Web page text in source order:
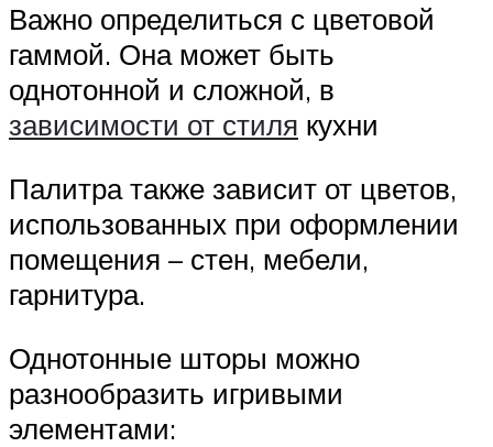
Важно определиться с цветовой
гаммой. Она может быть
однотонной и сложной, в
зависимости от стиля кухни
Палитра также зависит от цветов,
использованных при оформлении
помещения – стен, мебели,
гарнитура.
Однотонные шторы можно
разнообразить игривыми
элементами: